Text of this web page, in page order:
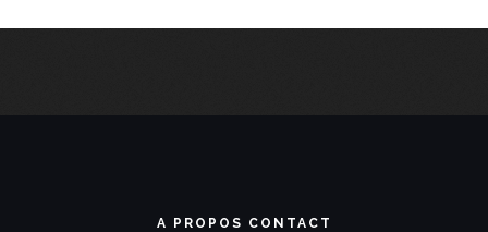
A PROPOS CONTACT